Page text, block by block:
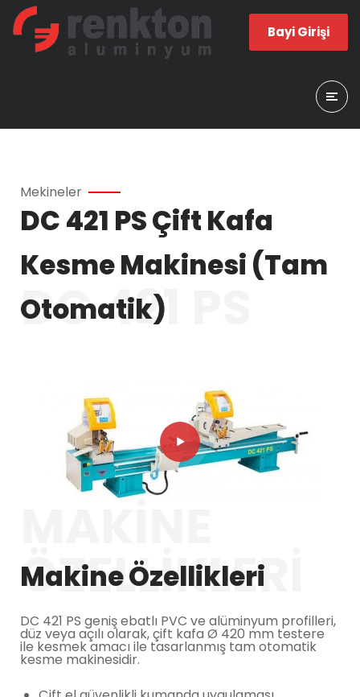
Bayi Girişi
DC 421 PS
Mekineler
DC 421 PS Çift Kafa
Kesme Makinesi (Tam
Otomatik)
ÖZELLIKLERI
Makine Özellikleri
DC 421 PS geniş ebatlı PVC ve alüminyum profilleri,
düz veya açılı olarak, çift kafa Ø 420 mm testere
ile kesmek amacı ile tasarlanmış tam otomatik
kesme makinesidir.